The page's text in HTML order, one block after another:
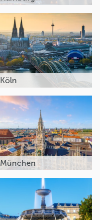
Köln
München